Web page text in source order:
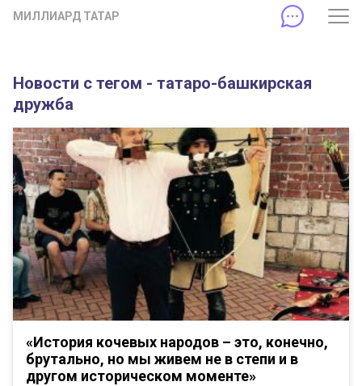
МИЛЛИАРД ТАТАР
Новости с тегом - татаро-башкирская
дружба
«История кочевых народов – это, конечно,
брутально, но мы живем не в степи и в
другом историческом моменте»